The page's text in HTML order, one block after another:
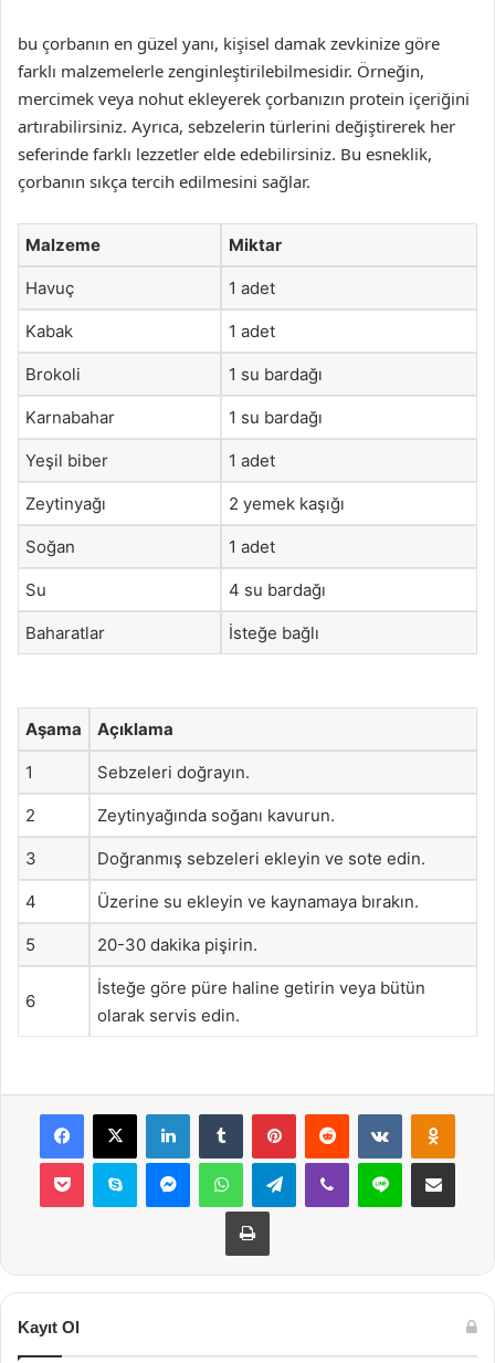
bu çorbanın en güzel yanı, kişisel damak zevkinize göre
farklı malzemelerle zenginleştirilebilmesidir. Örneğin,
mercimek veya nohut ekleyerek çorbanızın protein içeriğini
artırabilirsiniz. Ayrıca, sebzelerin türlerini değiştirerek her
seferinde farklı lezzetler elde edebilirsiniz. Bu esneklik,
çorbanın sıkça tercih edilmesini sağlar.
Malzeme Miktar
Havuç 1 adet
Kabak 1 adet
Brokoli 1 su bardağı
Karnabahar 1 su bardağı
Yeşil biber 1 adet
Zeytinyağı 2 yemek kaşığı
Soğan 1 adet
Su 4 su bardağı
Baharatlar İsteğe bağlı
Aşama Açıklama
1 Sebzeleri doğrayın.
2 Zeytinyağında soğanı kavurun.
3 Doğranmış sebzeleri ekleyin ve sote edin.
4 Üzerine su ekleyin ve kaynamaya bırakın.
5 20-30 dakika pişirin.
6
İsteğe göre püre haline getirin veya bütün
olarak servis edin.
Facebook
X LinkedInTumblr PinterestReddit VKontakte
Pocket Skype MessengerWhatsAppTelegramViber Line E-Posta ile
Yazdır
Kayıt Ol